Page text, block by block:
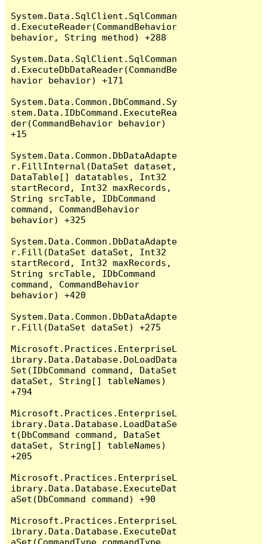
System.Data.SqlClient.SqlComman
d.ExecuteReader(CommandBehavior
behavior, String method) +288
System.Data.SqlClient.SqlComman
d.ExecuteDbDataReader(CommandBe
havior behavior) +171
System.Data.Common.DbCommand.Sy
stem.Data.IDbCommand.ExecuteRea
der(CommandBehavior behavior)
+15
System.Data.Common.DbDataAdapte
r.FillInternal(DataSet dataset,
DataTable[] datatables, Int32
startRecord, Int32 maxRecords,
String srcTable, IDbCommand
command, CommandBehavior
behavior) +325
System.Data.Common.DbDataAdapte
r.Fill(DataSet dataSet, Int32
startRecord, Int32 maxRecords,
String srcTable, IDbCommand
command, CommandBehavior
behavior) +420
System.Data.Common.DbDataAdapte
r.Fill(DataSet dataSet) +275
Microsoft.Practices.EnterpriseL
ibrary.Data.Database.DoLoadData
Set(IDbCommand command, DataSet
dataSet, String[] tableNames)
+794
Microsoft.Practices.EnterpriseL
ibrary.Data.Database.LoadDataSe
t(DbCommand command, DataSet
dataSet, String[] tableNames)
+205
Microsoft.Practices.EnterpriseL
ibrary.Data.Database.ExecuteDat
aSet(DbCommand command) +90
Microsoft.Practices.EnterpriseL
ibrary.Data.Database.ExecuteDat
aSet(CommandType commandType,